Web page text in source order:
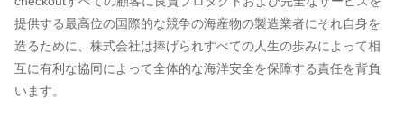
提供する最高位の国際的な競争の海産物の製造業者にそれ自身を
造るために、株式会社は捧げられすべての人生の歩みによって相
互に有利な協同によって全体的な海洋安全を保障する責任を背負
います。